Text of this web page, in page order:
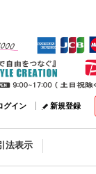
グイン 新規登録
法表示